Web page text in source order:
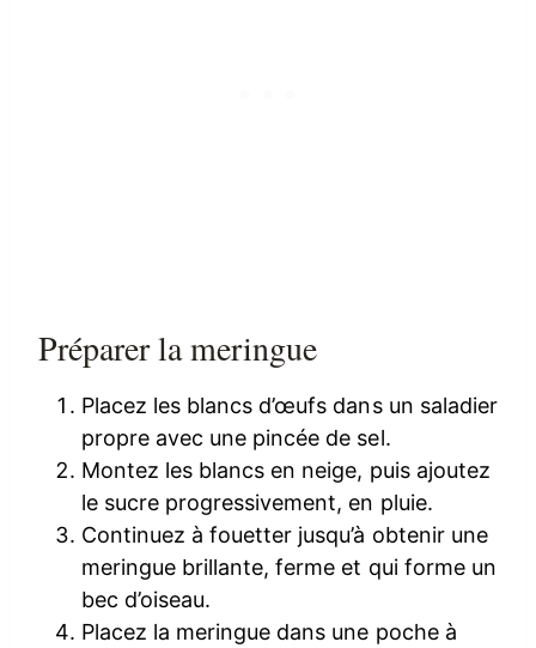
Préparer la meringue
Placez les blancs d’œufs dans un saladier
propre avec une pincée de sel.
Montez les blancs en neige, puis ajoutez
le sucre progressivement, en pluie.
Continuez à fouetter jusqu’à obtenir une
meringue brillante, ferme et qui forme un
bec d’oiseau.
Placez la meringue dans une poche à